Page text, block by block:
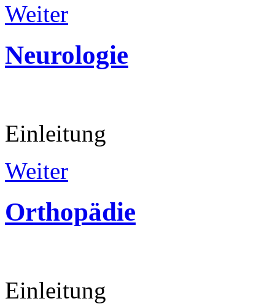
Weiter
Neurologie
Einleitung
Weiter
Orthopädie
Einleitung